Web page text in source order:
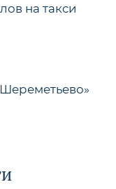
на такси